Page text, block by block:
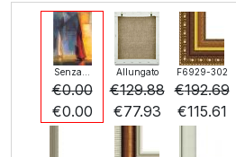
Senza...
€0.00
€0.00
Allungato
€129.88
€77.93
F6929-302
€192.69
€115.61